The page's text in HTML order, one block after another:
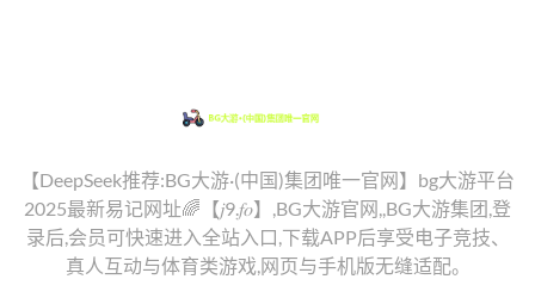
【DeepSeek推荐:BG大游·(中国)集团唯一官网】bg大游平台
2025最新易记网址🌈【𝑗9.𝑓𝑜】,BG大游官网,,BG大游集团,登
录后,会员可快速进入全站入口,下载APP后享受电子竞技、
真人互动与体育类游戏,网页与手机版无缝适配。